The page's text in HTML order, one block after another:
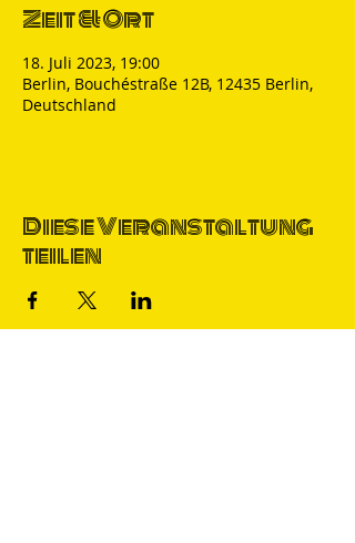
Zeit & Ort
18. Juli 2023, 19:00
Berlin, Bouchéstraße 12B, 12435 Berlin,
Deutschland
Diese Veranstaltung
teilen